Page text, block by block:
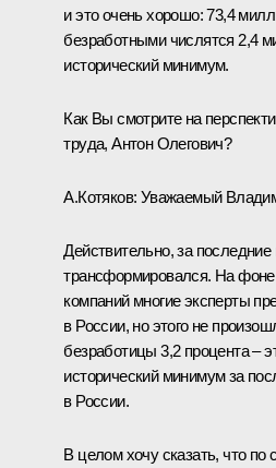
и это очень хорошо: 73,4
безработными числятся 2,4
исторический минимум.
Как Вы смотрите на
труда, Антон Олегович?
А.Котяков: Уважаемый
Действительно, за
трансформировался. На
компаний многие эксперты
в России, но этого не
безработицы 3,2 процента –
исторический минимум за
в России.
В целом хочу сказать, что по